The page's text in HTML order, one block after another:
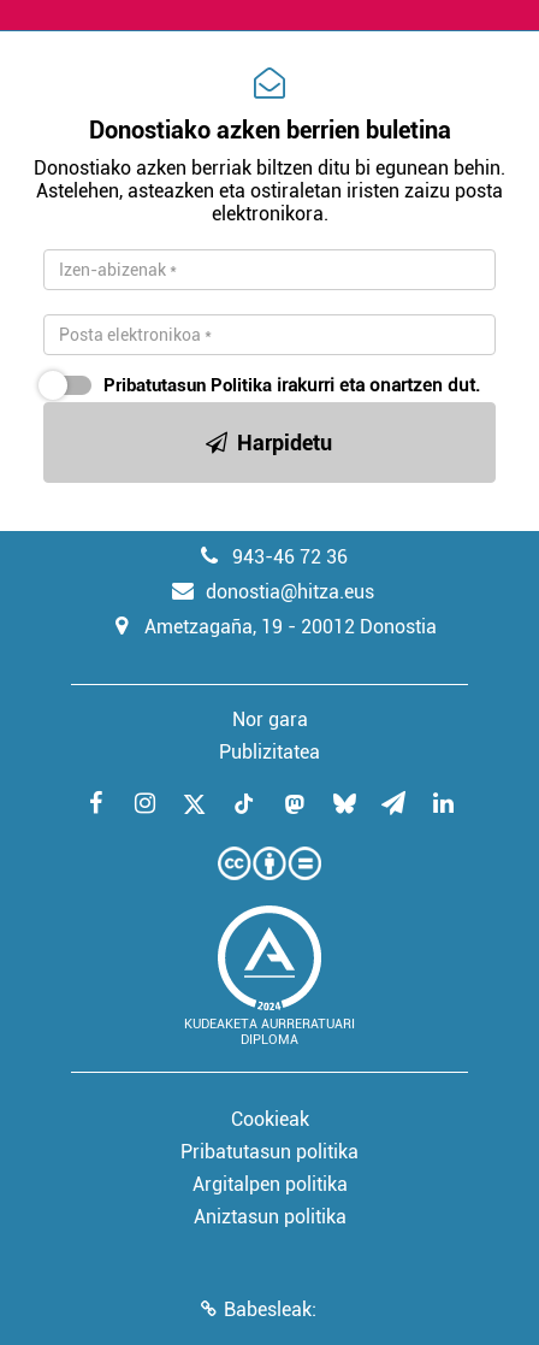
Donostiako azken berrien buletina
Donostiako azken berriak biltzen ditu bi egunean behin.
Astelehen, asteazken eta ostiraletan iristen zaizu posta
elektronikora.
Pribatutasun Politika irakurri eta onartzen dut.
Harpidetu
943-46 72 36
donostia@hitza.eus
Ametzagaña, 19 - 20012 Donostia
Nor gara
Publizitatea
KUDEAKETA AURRERATUARI
DIPLOMA
Cookieak
Pribatutasun politika
Argitalpen politika
Aniztasun politika
Babesleak: